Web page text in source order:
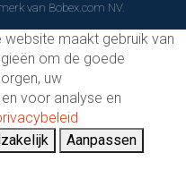
van Bobex.com NV.
website maakt gebruik van
om de goede
uw
voor analyse en
Aanpassen